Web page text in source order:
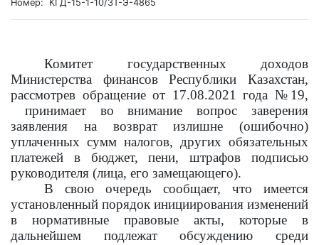
Номер: КГД-15-1-10/ЗТ-Э-4865
Комитет государственных доходов
Министерства финансов Республики Казахстан,
рассмотрев обращение от 17.08.2021 года №19,
принимает во внимание вопрос заверения
заявления на возврат излишне (ошибочно)
уплаченных сумм налогов, других обязательных
платежей в бюджет, пени, штрафов подписью
руководителя (лица, его замещающего).
В свою очередь сообщает, что имеется
установленный порядок инициирования изменений
в нормативные правовые акты, которые в
дальнейшем подлежат обсуждению среди